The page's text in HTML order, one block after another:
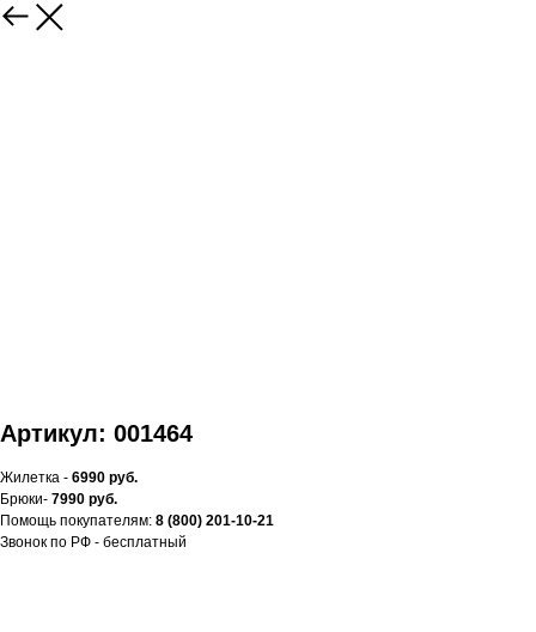
Артикул: 001464
Жилетка - 6990 руб.
Брюки- 7990 руб.
Помощь покупателям: 8 (800) 201-10-21
Звонок по РФ - бесплатный